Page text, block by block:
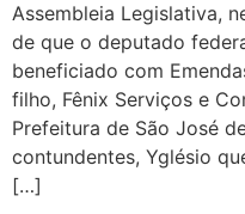
Assembleia Legislativa,
de que o deputado
beneficiado com
filho, Fênix Serviços e
Prefeitura de São José
contundentes, Yglésio
[…]